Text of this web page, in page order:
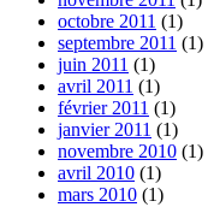
octobre 2011 (1)
septembre 2011 (1)
juin 2011 (1)
avril 2011 (1)
février 2011 (1)
janvier 2011 (1)
novembre 2010 (1)
avril 2010 (1)
mars 2010 (1)